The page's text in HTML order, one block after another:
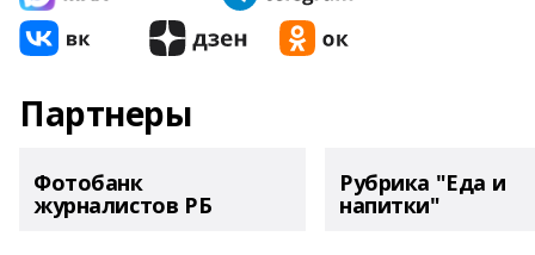
Партнеры
Фотобанк
журналистов РБ
Рубрика "Еда и
напитки"